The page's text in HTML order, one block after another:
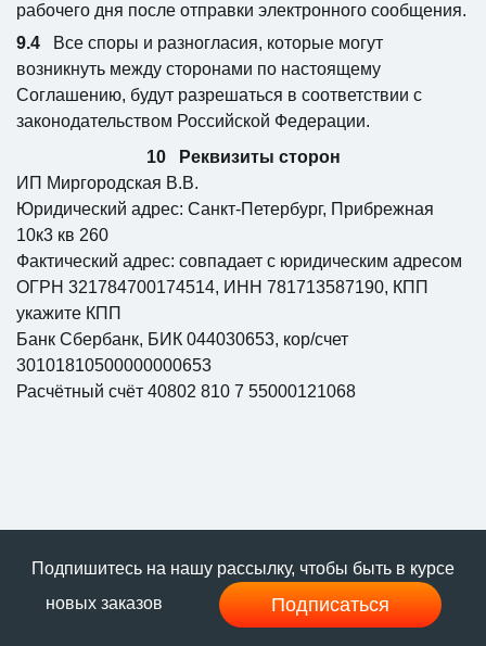
рабочего дня после отправки электронного сообщения.
Все споры и разногласия, которые могут
возникнуть между сторонами по настоящему
Соглашению, будут разрешаться в соответствии с
законодательством Российской Федерации.
Реквизиты сторон
ИП Миргородская В.В.
Юридический адрес: Санкт-Петербург, Прибрежная
10к3 кв 260
Фактический адрес: совпадает с юридическим адресом
ОГРН 321784700174514, ИНН 781713587190, КПП
укажите КПП
Банк Сбербанк, БИК 044030653, кор/счет
30101810500000000653
Расчётный счёт 40802 810 7 55000121068
Подпишитесь на нашу рассылку, чтобы быть в курсе
новых заказов
Подписаться